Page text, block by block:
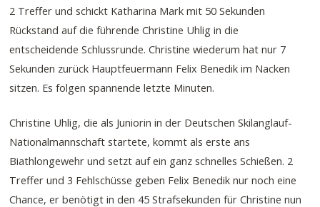
2 Treffer und schickt Katharina Mark mit 50 Sekunden
Rückstand auf die führende Christine Uhlig in die
entscheidende Schlussrunde. Christine wiederum hat nur 7
Sekunden zurück Hauptfeuermann Felix Benedik im Nacken
sitzen. Es folgen spannende letzte Minuten.
Christine Uhlig, die als Juniorin in der Deutschen Skilanglauf-
Nationalmannschaft startete, kommt als erste ans
Biathlongewehr und setzt auf ein ganz schnelles Schießen. 2
Treffer und 3 Fehlschüsse geben Felix Benedik nur noch eine
Chance, er benötigt in den 45 Strafsekunden für Christine nun